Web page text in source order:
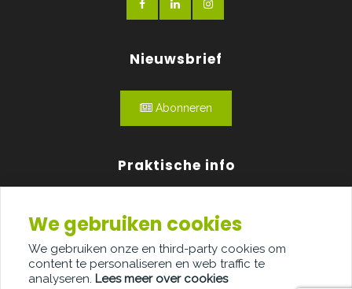
Nieuwsbrief
Abonneren
Praktische info
Over ons
Adverteren
We gebruiken cookies
We gebruiken onze en third-party cookies om
content te personaliseren en web traffic te
analyseren. Lees meer over cookies